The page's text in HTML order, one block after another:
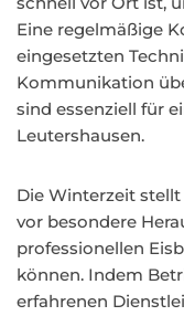
Eine regelmäßige
eingesetzten
Kommunikation
sind essenziell für
Leutershausen.
Die Winterzeit
vor besondere
professionellen
können. Indem
erfahrenen